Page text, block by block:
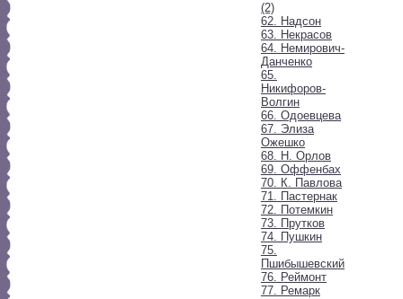
(2)
62. Надсон
63. Некрасов
64. Немирович-
Данченко
65.
Никифоров-
Волгин
66. Одоевцева
67. Элиза
Ожешко
68. Н. Орлов
69. Оффенбах
70. К. Павлова
71. Пастернак
72. Потемкин
73. Прутков
74. Пушкин
75.
Пшибышевский
76. Реймонт
77. Ремарк